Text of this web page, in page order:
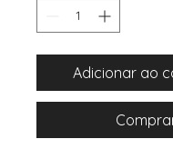
Adicionar ao